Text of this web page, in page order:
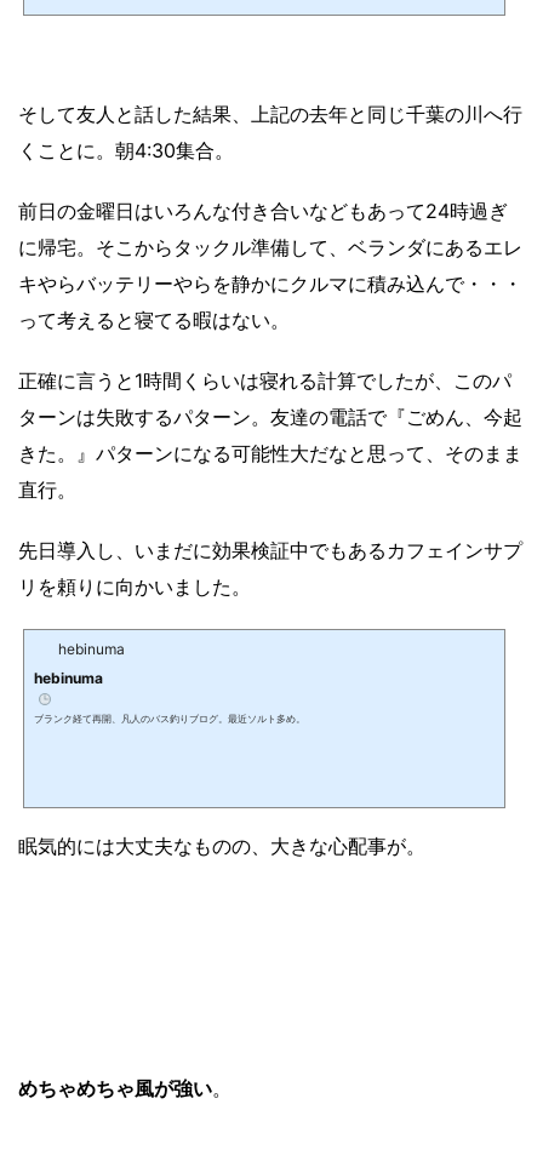
そして友人と話した結果、上記の去年と同じ千葉の川へ行
くことに。朝4:30集合。
前日の金曜日はいろんな付き合いなどもあって24時過ぎ
に帰宅。そこからタックル準備して、ベランダにあるエレ
キやらバッテリーやらを静かにクルマに積み込んで・・・
って考えると寝てる暇はない。
正確に言うと1時間くらいは寝れる計算でしたが、このパ
ターンは失敗するパターン。友達の電話で『ごめん、今起
きた。』パターンになる可能性大だなと思って、そのまま
直行。
先日導入し、いまだに効果検証中でもあるカフェインサプ
リを頼りに向かいました。
hebinuma
hebinuma
ブランク経て再開、凡人のバス釣りブログ。最近ソルト多め。
眠気的には大丈夫なものの、大きな心配事が。
めちゃめちゃ風が強い。